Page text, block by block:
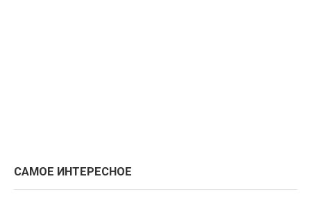
САМОЕ ИНТЕРЕСНОЕ